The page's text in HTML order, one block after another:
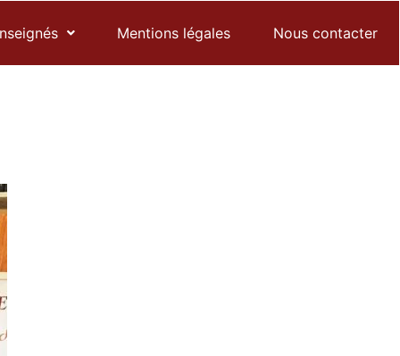
Mentions légales Nous contacter